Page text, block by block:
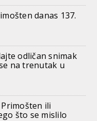
danas 137.
odličan snimak
na trenutak u
Primošten ili
što se mislilo